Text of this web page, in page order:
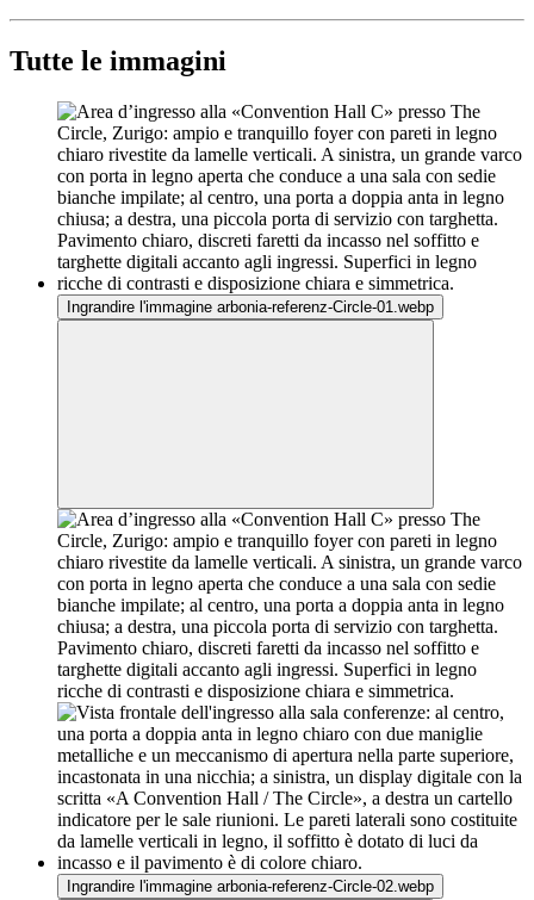
Tutte le immagini
Ingrandire l'immagine arbonia-referenz-Circle-01.webp
Ingrandire l'immagine arbonia-referenz-Circle-02.webp